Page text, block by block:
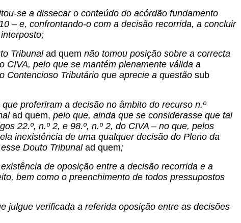
se a dissecar o conteúdo do acórdão fundamento
– e, confrontando-o com a decisão recorrida, a concluir
Tribunal ad quem não tomou posição sobre a correcta
CIVA, pelo que se mantém plenamente válida a
Contencioso Tributário que aprecie a questão sub
proferiram a decisão no âmbito do recurso n.º
ad quem, pelo que, ainda que se considerasse que tal
22.º, n.º 2, e 98.º, n.º 2, do CIVA – no que, pelos
inexistência de uma qualquer decisão do Pleno da
Douto Tribunal ad quem;
de oposição entre a decisão recorrida e a
bem como o preenchimento de todos pressupostos
julgue verificada a referida oposição entre as decisões